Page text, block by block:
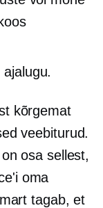
kõrgemat
veebiturud.
osa sellest,
oma
tagab, et